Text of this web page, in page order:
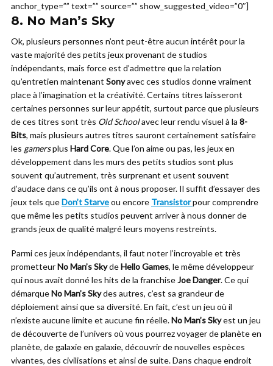
anchor_type=”” text=”” source=”” show_suggested_video=”0″]
8. No Man’s Sky
Ok, plusieurs personnes n’ont peut-être aucun intérêt pour la
vaste majorité des petits jeux provenant de studios
indépendants, mais force est d’admettre que la relation
qu’entretien maintenant Sonyavec ces studios donne vraiment
place à l’imagination et la créativité. Certains titres laisseront
certaines personnes sur leur appétit, surtout parce que plusieurs
de ces titres sont très Old Schoolavec leur rendu visuel à la 8-
Bits, mais plusieurs autres titres sauront certainement satisfaire
les gamersplus Hard Core. Que l’on aime ou pas, les jeux en
développement dans les murs des petits studios sont plus
souvent qu’autrement, très surprenant et usent souvent
d’audace dans ce qu’ils ont à nous proposer. Il suffit d’essayer des
jeux tels queDon’t Starveou encore Transistorpour comprendre
que même les petits studios peuvent arriver à nous donner de
grands jeux de qualité malgré leurs moyens restreints.
Parmi ces jeux indépendants, il faut noter l’incroyable et très
prometteurNo Man’s SkydeHello Games, le même développeur
qui nous avait donné les hits de la franchiseJoe Danger. Ce qui
démarqueNo Man’s Skydes autres, c’est sa grandeur de
déploiement ainsi que sa diversité. En fait, c’est un jeu où il
n’existe aucune limite et aucune fin réelle.No Man’s Skyest un jeu
de découverte de l’univers où vous pourrez voyager de planète en
planète, de galaxie en galaxie, découvrir de nouvelles espèces
vivantes, des civilisations et ainsi de suite. Dans chaque endroit